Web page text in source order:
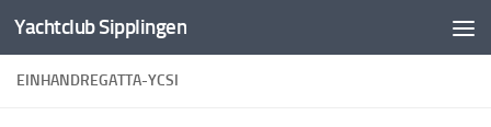
Zum Inhalt springen
Yachtclub Sipplingen
EINHANDREGATTA-YCSI